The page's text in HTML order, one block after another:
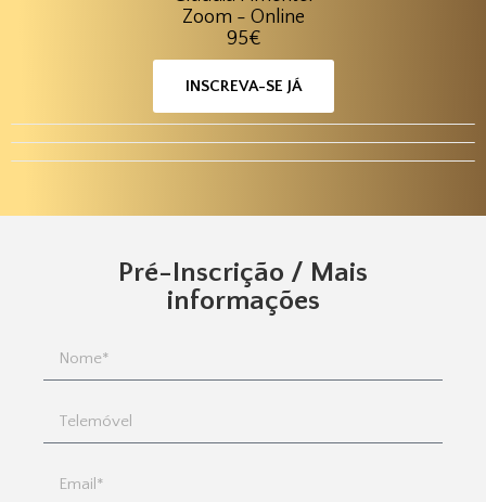
Zoom - Online
95€
INSCREVA-SE JÁ
Pré-Inscrição / Mais
informações